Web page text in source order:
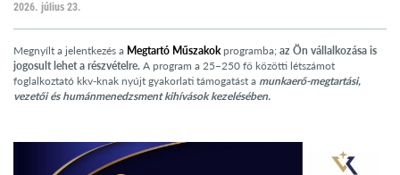
2026. július 23.
Megnyílt a jelentkezés a Megtartó Műszakokprogramba; az Ön vállalkozása is
jogosult lehet a részvételre. A program a 25–250 fő közötti létszámot
foglalkoztató kkv-knak nyújt gyakorlati támogatást a munkaerő-megtartási,
vezetői és humánmenedzsment kihívások kezelésében.